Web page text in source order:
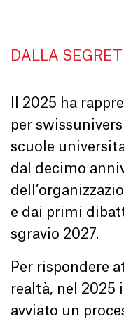
DALLA
Il 2025 ha
per
scuole
dal decimo
e dai primi
sgravio 2027.
Per rispondere
realtà, nel 2025
avviato un